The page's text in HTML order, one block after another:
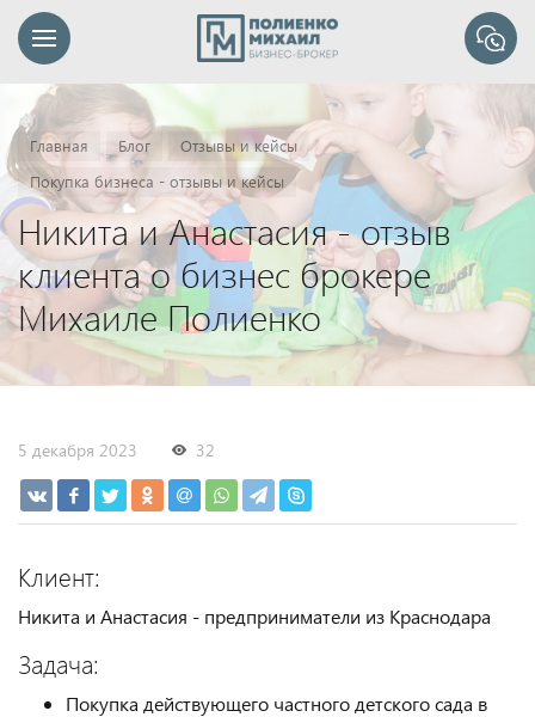
Главная Блог
Отзывы и кейсы
Покупка бизнеса - отзывы и кейсы
Никита и Анастасия - отзыв
клиента о бизнес брокере
Михаиле Полиенко
5 декабря 2023 32
Клиент:
Никита и Анастасия - предприниматели из Краснодара
Задача:
Покупка действующего частного детского сада в